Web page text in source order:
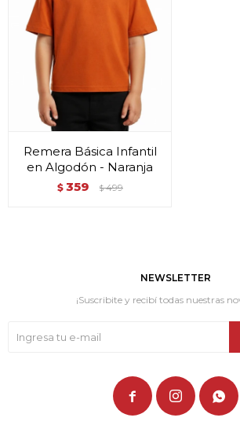
Remera Básica Infantil
en Algodón - Naranja
$ 359 $ 499
NEWSLETTER
¡Suscribite y recibí todas nuestras
  